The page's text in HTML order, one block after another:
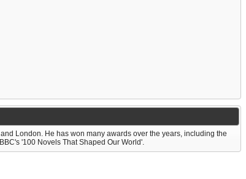
London. He has won many awards over the years, including the
'100 Novels That Shaped Our World'.